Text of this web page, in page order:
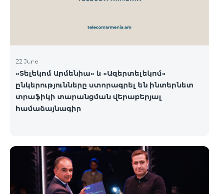
22 June
«Տելեկոմ Արմենիա» և «Ազերտելեկոմ»
ընկերությունները ստորագրել են ինտերնետ
տրաֆիկի տարանցման վերաբերյալ
համաձայնագիր